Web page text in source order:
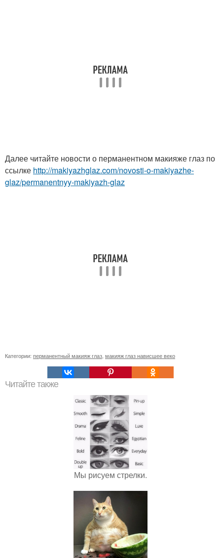
Далее читайте новости о перманентном макияже глаз по
ссылке http://makiyazhglaz.com/novosti-o-makiyazhe-
glaz/permanentnyy-makiyazh-glaz
Категории: перманентный макияж глаз макияж глаз нависшее веко
Читайте также
Мы рисуем стрелки.